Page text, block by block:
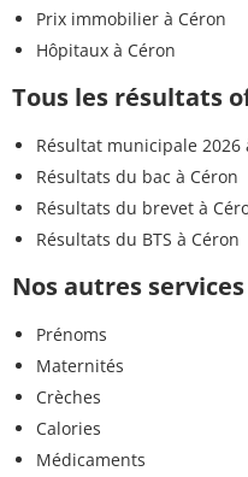
Prix immobilier à Céron
Hôpitaux à Céron
Tous les résultats
Résultat municipale 2026
Résultats du bac à Céron
Résultats du brevet à
Résultats du BTS à Céron
Nos autres services
Prénoms
Maternités
Crèches
Calories
Médicaments